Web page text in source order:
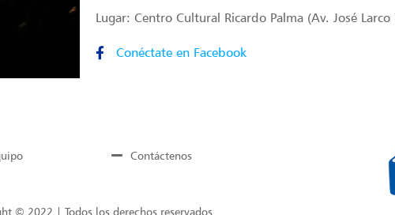
Lugar: Centro Cultural Ricardo Palma (Av. José
Conéctate en Facebook
Contáctenos
© 2022 | Todos los derechos reservados